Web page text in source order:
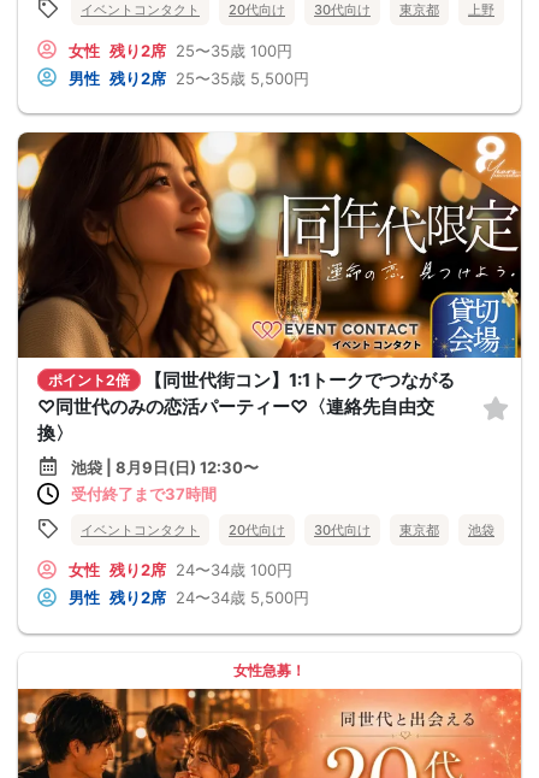
イベントコンタクト 20代向け 30代向け 東京都 上野
女性 残り2席 25〜35歳 100円
男性 残り2席 25〜35歳 5,500円
ポイント2倍
【同世代街コン】1:1トークでつながる
♡同世代のみの恋活パーティー♡〈連絡先自由交
換〉
池袋 | 8月9日(日) 12:30〜
受付終了まで37時間
イベントコンタクト 20代向け 30代向け 東京都 池袋
女性 残り2席 24〜34歳 100円
男性 残り2席 24〜34歳 5,500円
女性急募！